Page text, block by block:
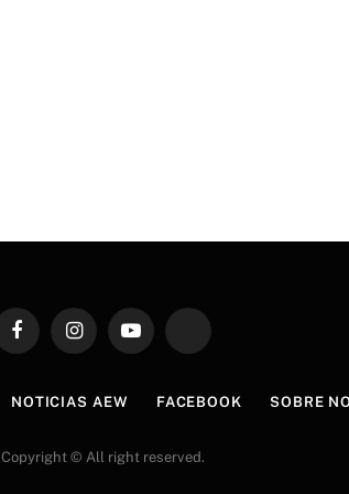
FacebookInstagramYouTube TikTok
NOTICIAS AEW FACEBOOK SOBRE
Copyright © All right reserved.